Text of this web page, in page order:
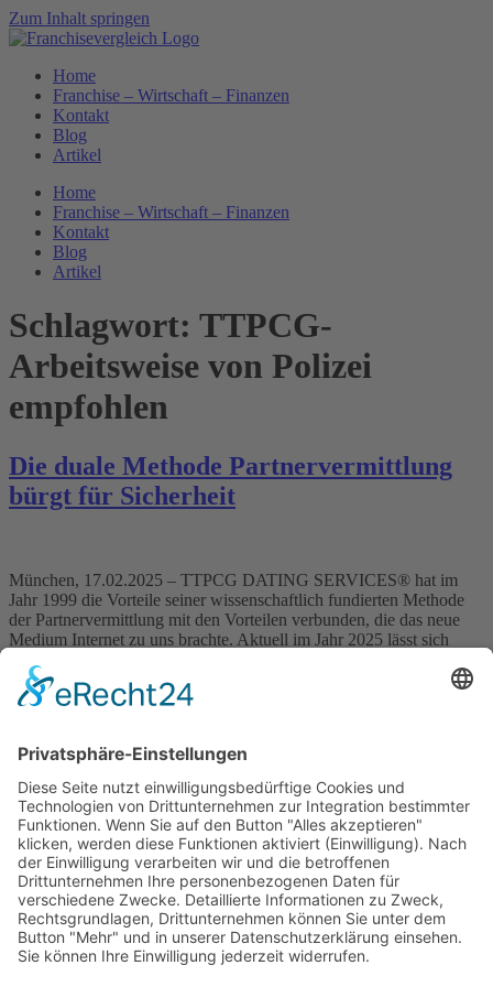
Zum Inhalt springen
Home
Franchise – Wirtschaft – Finanzen
Kontakt
Blog
Artikel
Home
Franchise – Wirtschaft – Finanzen
Kontakt
Blog
Artikel
Schlagwort: TTPCG-
Arbeitsweise von Polizei
empfohlen
Die duale Methode Partnervermittlung
bürgt für Sicherheit
München, 17.02.2025 – TTPCG DATING SERVICES® hat im
Jahr 1999 die Vorteile seiner wissenschaftlich fundierten Methode
der Partnervermittlung mit den Vorteilen verbunden, die das neue
Medium Internet zu uns brachte. Aktuell im Jahr 2025 lässt sich
DATING SERVICES® die menschliche Welt mit der digitalen Welt
verbunden wurde, […]
Impressum
Datenschutz
Kooperation
Werbung
Presse- und Öffentlichkeitsarbeit
Aktuelles